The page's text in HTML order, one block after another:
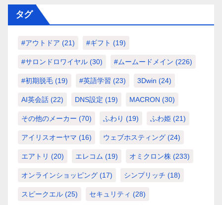
タグ
#アウトドア (21) #ギフト (19)
#サロンドロワイヤル (30) #ムームードメイン (226)
#初期脱毛 (19) #英語学習 (23) 3Dwin (24)
AI英会話 (22) DNS設定 (19) MACRON (30)
その他のメーカー (70) ふわり (19) ふわ姫 (21)
アイリスオーヤマ (16) ウェブホスティング (24)
エアトリ (20) エレコム (19) オミクロン株 (233)
オンラインショッピング (17) シンプリッチ (18)
スピークエル (25) セキュリティ (28)